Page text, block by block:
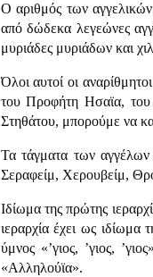
Ο αριθμός των αγγελικών
από δώδεκα λεγεώνες
μυριάδες μυριάδων και
Όλοι αυτοί οι
του Προφήτη Ησαϊα, του
Στηθάτου, μπορούμε να
Τα τάγματα των αγγέλων
Σεραφείμ, Χερουβείμ,
Ιδίωμα της πρώτης
ιεραρχία έχει ως ιδίωμα
ύμνος «’γιος, ’γιος,
«Αλληλούϊα».